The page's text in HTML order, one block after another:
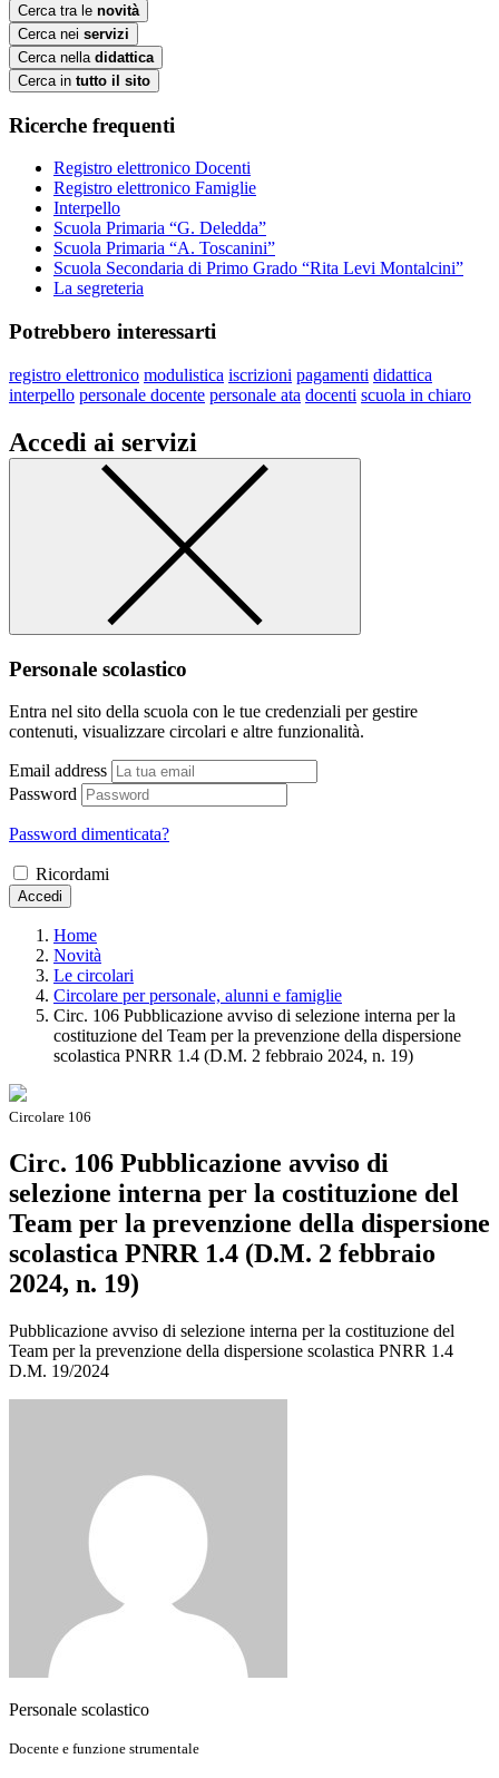
Cerca tra le novità
Cerca nei servizi
Cerca nella didattica
Cerca in tutto il sito
Ricerche frequenti
Registro elettronico Docenti
Registro elettronico Famiglie
Interpello
Scuola Primaria “G. Deledda”
Scuola Primaria “A. Toscanini”
Scuola Secondaria di Primo Grado “Rita Levi Montalcini”
La segreteria
Potrebbero interessarti
registro elettronico modulistica iscrizioni pagamenti didattica
interpello personale docente personale ata docenti scuola in chiaro
Accedi ai servizi
Personale scolastico
Entra nel sito della scuola con le tue credenziali per gestire
contenuti, visualizzare circolari e altre funzionalità.
Email address
Password
Password dimenticata?
Ricordami
Accedi
Home
Novità
Le circolari
Circolare per personale, alunni e famiglie
Circ. 106 Pubblicazione avviso di selezione interna per la
costituzione del Team per la prevenzione della dispersione
scolastica PNRR 1.4 (D.M. 2 febbraio 2024, n. 19)
Circolare 106
Circ. 106 Pubblicazione avviso di
selezione interna per la costituzione del
Team per la prevenzione della dispersione
scolastica PNRR 1.4 (D.M. 2 febbraio
2024, n. 19)
Pubblicazione avviso di selezione interna per la costituzione del
Team per la prevenzione della dispersione scolastica PNRR 1.4
D.M. 19/2024
Personale scolastico
Docente e funzione strumentale